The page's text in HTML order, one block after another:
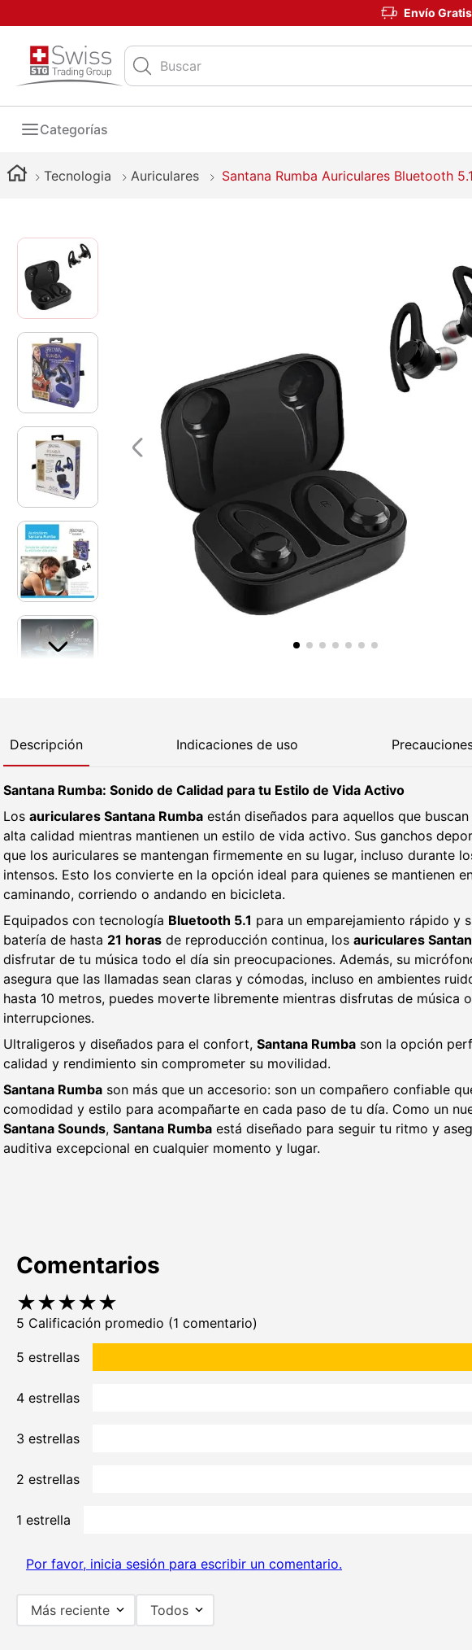
Envío Gratis
Buscar
Categorías
Tecnologia Auriculares Santana Rumba Auriculares Bluetooth
Descripción Indicaciones de uso
Santana Rumba: Sonido de Calidad para tu Estilo de Vida Activo
Los auriculares Santana Rumba están diseñados para aquellos que
alta calidad mientras mantienen un estilo de vida activo. Sus ganchos
que los auriculares se mantengan firmemente en su lugar, incluso durante
intensos. Esto los convierte en la opción ideal para quienes se mantienen
caminando, corriendo o andando en bicicleta.
Equipados con tecnología Bluetooth 5.1 para un emparejamiento rápido y
batería de hasta 21 horas de reproducción continua, los auriculares
disfrutar de tu música todo el día sin preocupaciones. Además, su
asegura que las llamadas sean claras y cómodas, incluso en ambientes
hasta 10 metros, puedes moverte libremente mientras disfrutas de música
interrupciones.
Ultraligeros y diseñados para el confort, Santana Rumba son la opción
calidad y rendimiento sin comprometer su movilidad.
Santana Rumba son más que un accesorio: son un compañero confiable
comodidad y estilo para acompañarte en cada paso de tu día. Como un
Santana Sounds, Santana Rumba está diseñado para seguir tu ritmo y
auditiva excepcional en cualquier momento y lugar.
Comentarios
★★★★★
5 Calificación promedio (1 comentario)
5 estrellas
4 estrellas
3 estrellas
2 estrellas
1 estrella
Por favor, inicia sesión para escribir un comentario.
Más reciente Todos